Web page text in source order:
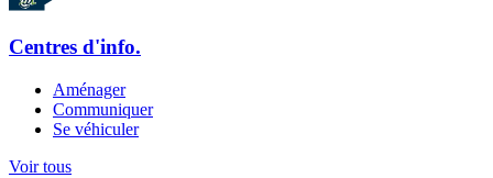
Centres d'info.
Aménager
Communiquer
Se véhiculer
Voir tous